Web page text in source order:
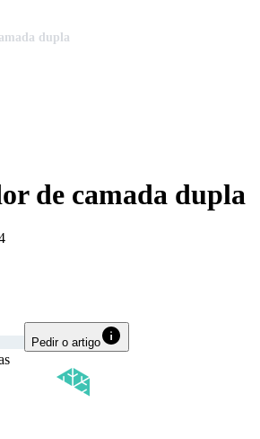
dupla
de camada dupla
Pedir o artigo